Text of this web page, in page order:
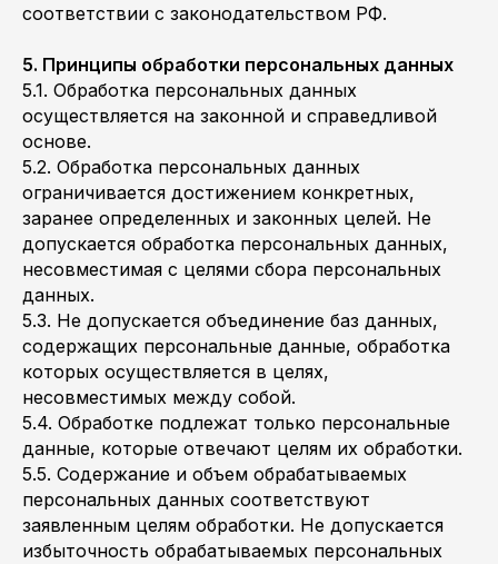
соответствии с законодательством РФ.
5. Принципы обработки персональных данных
5.1. Обработка персональных данных
осуществляется на законной и справедливой
основе.
5.2. Обработка персональных данных
ограничивается достижением конкретных,
заранее определенных и законных целей. Не
допускается обработка персональных данных,
несовместимая с целями сбора персональных
данных.
5.3. Не допускается объединение баз данных,
содержащих персональные данные, обработка
которых осуществляется в целях,
несовместимых между собой.
5.4. Обработке подлежат только персональные
данные, которые отвечают целям их обработки.
5.5. Содержание и объем обрабатываемых
персональных данных соответствуют
заявленным целям обработки. Не допускается
избыточность обрабатываемых персональных